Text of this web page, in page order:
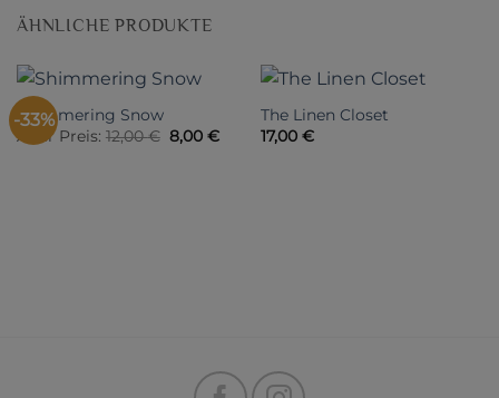
ÄHNLICHE PRODUKTE
-33%
Shimmering Snow
Alter Preis: 12,00€ Ursprünglicher
Preis
8,00 €Aktueller
The Linen Closet
17,00 €